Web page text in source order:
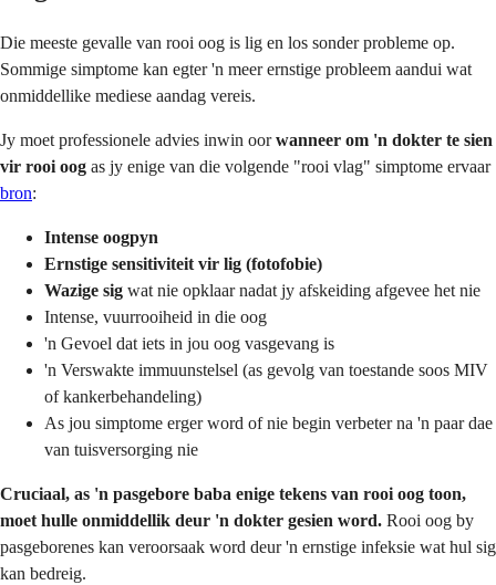
Die meeste gevalle van rooi oog is lig en los sonder probleme op.
Sommige simptome kan egter 'n meer ernstige probleem aandui wat
onmiddellike mediese aandag vereis.
Jy moet professionele advies inwin oorwanneer om 'n dokter te sien
vir rooi oog as jy enige van die volgende "rooi vlag" simptome ervaar
bron:
Intense oogpyn
Ernstige sensitiviteit vir lig (fotofobie)
Wazige sig wat nie opklaar nadat jy afskeiding afgevee het nie
Intense, vuurrooiheid in die oog
'n Gevoel dat iets in jou oog vasgevang is
'n Verswakte immuunstelsel (as gevolg van toestande soos MIV
of kankerbehandeling)
As jou simptome erger word of nie begin verbeter na 'n paar dae
van tuisversorging nie
Cruciaal, as 'n pasgebore baba enige tekens van rooi oog toon,
moet hulle onmiddellik deur 'n dokter gesien word. Rooi oog by
pasgeborenes kan veroorsaak word deur 'n ernstige infeksie wat hul sig
kan bedreig.